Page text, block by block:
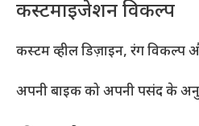
कस्टमाइजेशन विकल्प
कस्टम व्हील डिज़ाइन, रंग
अपनी बाइक को अपनी पसंद के